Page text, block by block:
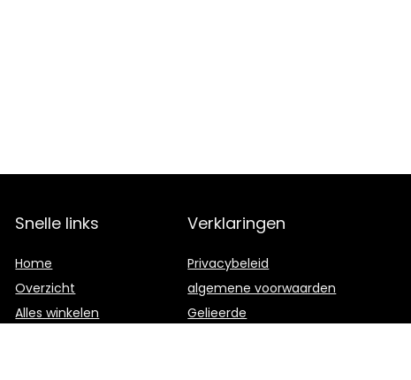
Snelle links
Home
Overzicht
Alles winkelen
Verklaringen
Privacybeleid
algemene voorwaarden
Gelieerde
openbaarmaking